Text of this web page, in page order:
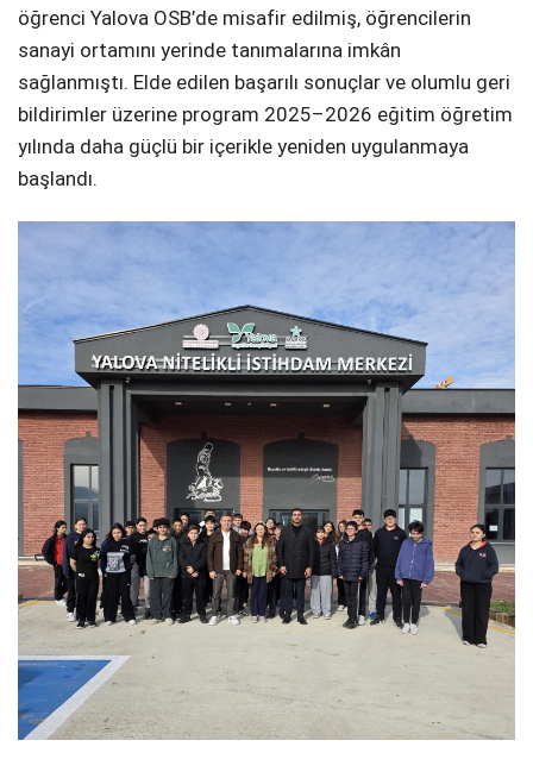
öğrenci Yalova OSB’de misafir edilmiş, öğrencilerin
sanayi ortamını yerinde tanımalarına imkân
sağlanmıştı. Elde edilen başarılı sonuçlar ve olumlu geri
bildirimler üzerine program 2025–2026 eğitim öğretim
yılında daha güçlü bir içerikle yeniden uygulanmaya
başlandı.